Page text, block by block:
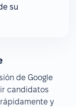
su
de Google
candidatos
y